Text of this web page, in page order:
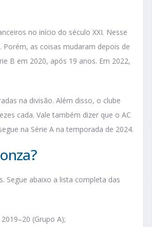
no início do século XXI. Nesse
as coisas mudaram depois de
B em 2020, após 19 anos. Em 2022,
na divisão. Além disso, o clube
cada. Vale também dizer que o AC
na Série A na temporada de 2024.
Segue abaixo a lista completa das
(Grupo A);